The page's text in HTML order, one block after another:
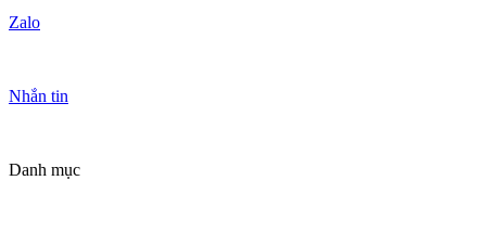
Zalo
Nhắn tin
Danh mục